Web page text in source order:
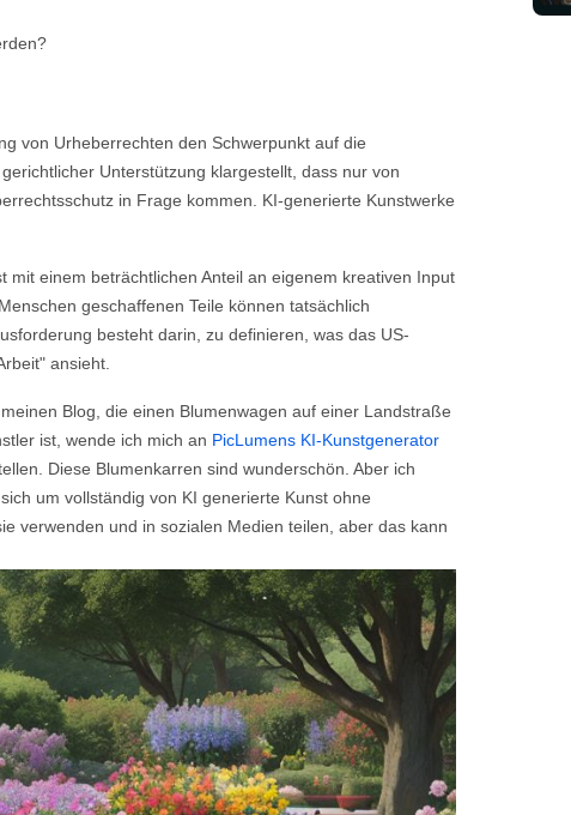
von Urheberrechten den Schwerpunkt auf die
Unterstützung klargestellt, dass nur von
in Frage kommen. KI-generierte Kunstwerke
mit einem beträchtlichen Anteil an eigenem kreativen Input
geschaffenen Teile können tatsächlich
besteht darin, zu definieren, was das US-
ansieht.
Blog, die einen Blumenwagen auf einer Landstraße
ist, wende ich mich an PicLumens KI-Kunstgenerator
Diese Blumenkarren sind wunderschön. Aber ich
um vollständig von KI generierte Kunst ohne
verwenden und in sozialen Medien teilen, aber das kann